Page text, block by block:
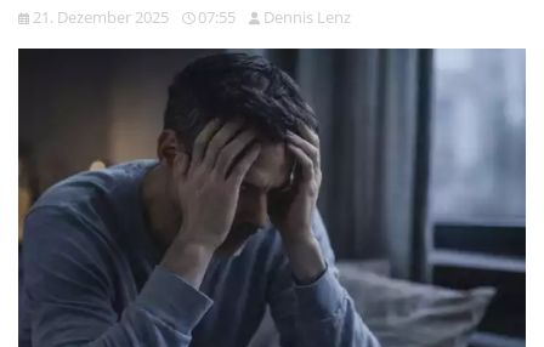
21. Dezember 2025 07:55 Dennis Lenz